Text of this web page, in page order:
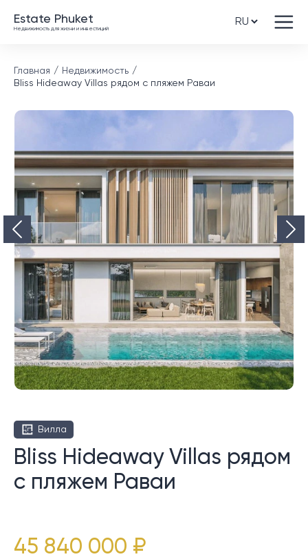
Estate Phuket
Недвижимость для жизни и инвестиций
Главная
Недвижимость
Bliss Hideaway Villas рядом с пляжем Раваи
Вилла
Bliss Hideaway Villas рядом
с пляжем Раваи
45 840 000 ₽